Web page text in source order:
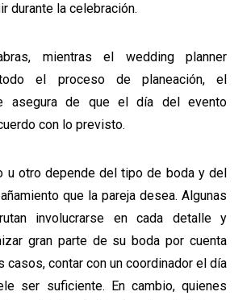
durante la celebración.
mientras el wedding planner
el proceso de planeación, el
asegura de que el día del evento
con lo previsto.
u otro depende del tipo de boda y del
que la pareja desea. Algunas
involucrarse en cada detalle y
gran parte de su boda por cuenta
casos, contar con un coordinador el día
ser suficiente. En cambio, quienes